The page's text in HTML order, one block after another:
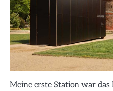
Meine erste Station war